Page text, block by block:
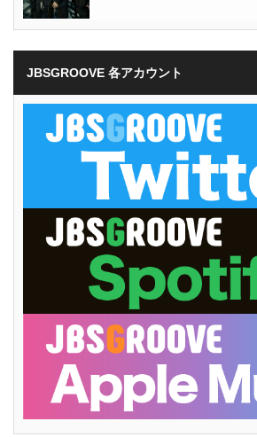
JBSGROOVE 各アカウント